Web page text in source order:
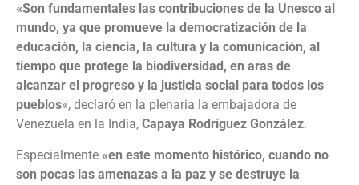
«Son fundamentales las contribuciones de la Unesco al
mundo, ya que promueve la democratización de la
educación, la ciencia, la cultura y la comunicación, al
tiempo que protege la biodiversidad, en aras de
alcanzar el progreso y la justicia social para todos los
pueblos«, declaró en la plenaria la embajadora de
Venezuela en la India, Capaya Rodríguez González.
Especialmente «en este momento histórico, cuando no
son pocas las amenazas a la paz y se destruye la